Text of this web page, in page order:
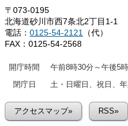
〒073-0195
北海道砂川市西7条北2丁目1-1
電話： 0125-54-2121
（代）
FAX：0125-54-2568
開庁時間
午前8時30分～午後5
閉庁日
土・日曜日、祝日、
アクセスマップ» RSS»